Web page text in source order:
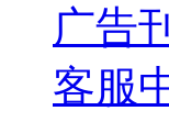
广告
客服